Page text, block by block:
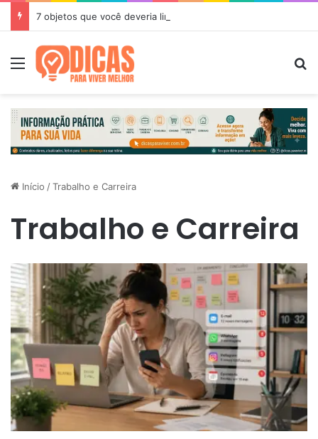
7 objetos que você deveria limpar com mais frequência
Menu
Início /Trabalho e Carreira
Trabalho e Carreira